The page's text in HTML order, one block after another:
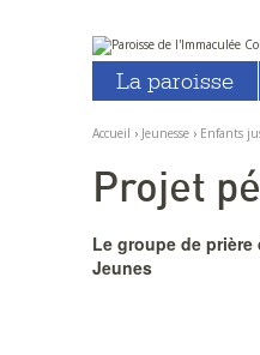
Aller
au
contenu.
à
Outils
personnels
La paroisse
Accueil › Jeunesse › Enfants
Projet
Le groupe de
Jeunes